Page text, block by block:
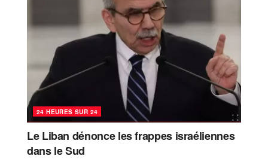
24 HEURES SUR 24
Le Liban dénonce les frappes israéliennes
dans le Sud